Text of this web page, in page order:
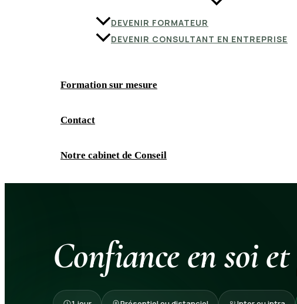
DEVENIR FORMATEUR
DEVENIR CONSULTANT EN ENTREPRISE
Formation sur mesure
Contact
Notre cabinet de Conseil
Confiance en soi et